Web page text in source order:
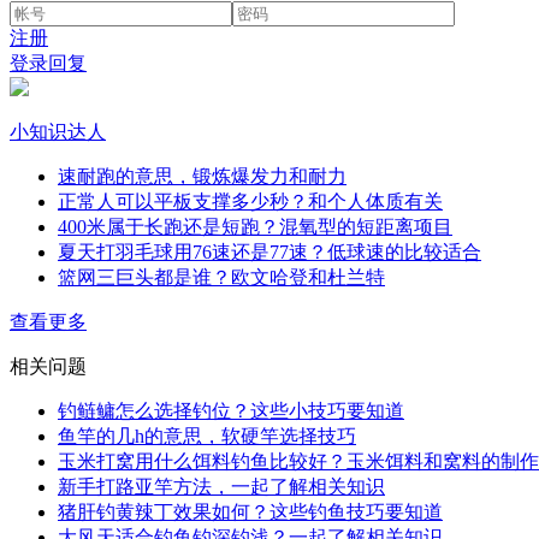
注册
登录回复
小知识达人
速耐跑的意思，锻炼爆发力和耐力
正常人可以平板支撑多少秒？和个人体质有关
400米属于长跑还是短跑？混氧型的短距离项目
夏天打羽毛球用76速还是77速？低球速的比较适合
篮网三巨头都是谁？欧文哈登和杜兰特
查看更多
相关问题
钓鲢鳙怎么选择钓位？这些小技巧要知道
鱼竿的几h的意思，软硬竿选择技巧
玉米打窝用什么饵料钓鱼比较好？玉米饵料和窝料的制
新手打路亚竿方法，一起了解相关知识
猪肝钓黄辣丁效果如何？这些钓鱼技巧要知道